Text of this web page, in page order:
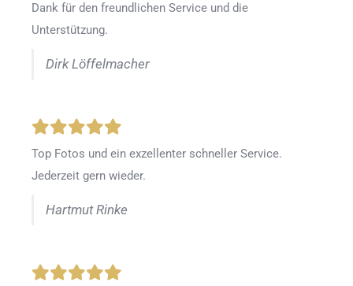
Dank für den freundlichen Service und die
Unterstützung.
Dirk Löffelmacher
Top Fotos und ein exzellenter schneller Service.
Jederzeit gern wieder.
Hartmut Rinke